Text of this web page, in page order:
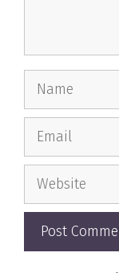
Name
Email
Website